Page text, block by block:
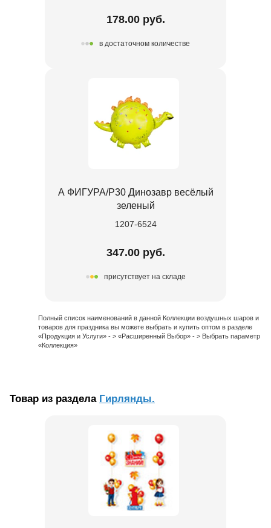
178.00 руб.
в достаточном количестве
А ФИГУРА/P30 Динозавр весёлый
зеленый
1207-6524
347.00 руб.
присутствует на складе
Полный список наименований в данной Коллекции воздушных шаров и
товаров для праздника вы можете выбрать и купить оптом в разделе
«Продукция и Услуги» - > «Расширенный Выбор» - > Выбрать параметр
«Коллекция»
Товар из раздела Гирлянды.